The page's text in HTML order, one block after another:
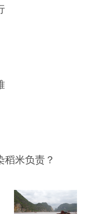
稻米负责？